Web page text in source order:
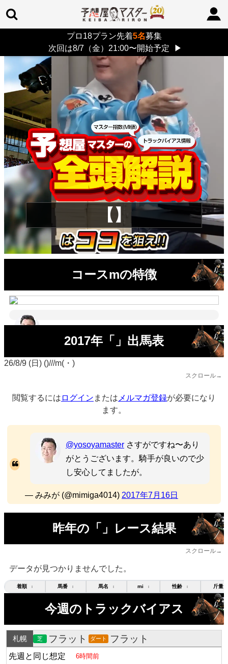
プロ18プラン先着5名募集
次回は8/7（金）21:00〜開始予定
▶
> 26/8/9 (日)
【】
コースmの特徴
2017年「」出馬表
26/8/9 (日) ()///m(・)
スクロール→
閲覧するには ログイン または メルマガ登録が必要になり
ます。
@yosoyamaster さすがですね〜あり
がとうございます。騎手が良いので少
し安心してましたが。
— みみが (@mimiga4014) 2017年7月16日
昨年の「」レース結果
スクロール→
データが見つかりませんでした。
着順 ↕ 馬番 ↕ 馬名 ↕ mi ↕ 性齢 ↕ 斤量
今週のトラックバイアス
札幌 芝 フラット ダート フラット
先週と同じ想定 6時間前